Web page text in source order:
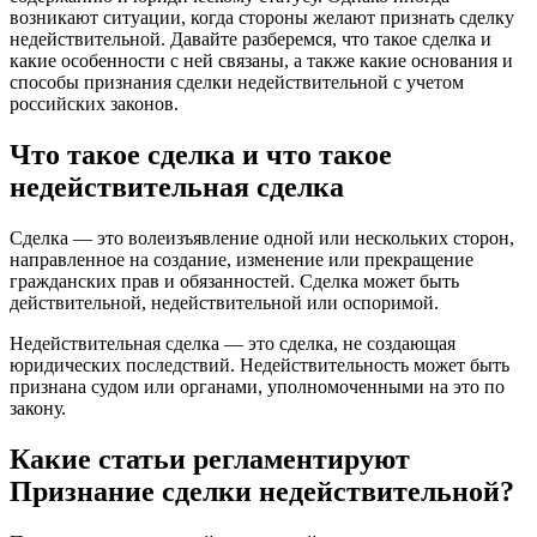
возникают ситуации, когда стороны желают признать сделку
недействительной. Давайте разберемся, что такое сделка и
какие особенности с ней связаны, а также какие основания и
способы признания сделки недействительной с учетом
российских законов.
Что такое сделка и что такое
недействительная сделка
Сделка — это волеизъявление одной или нескольких сторон,
направленное на создание, изменение или прекращение
гражданских прав и обязанностей. Сделка может быть
действительной, недействительной или оспоримой.
Недействительная сделка — это сделка, не создающая
юридических последствий. Недействительность может быть
признана судом или органами, уполномоченными на это по
закону.
Какие статьи регламентируют
Признание сделки недействительной?